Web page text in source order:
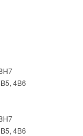
4B6
4B6